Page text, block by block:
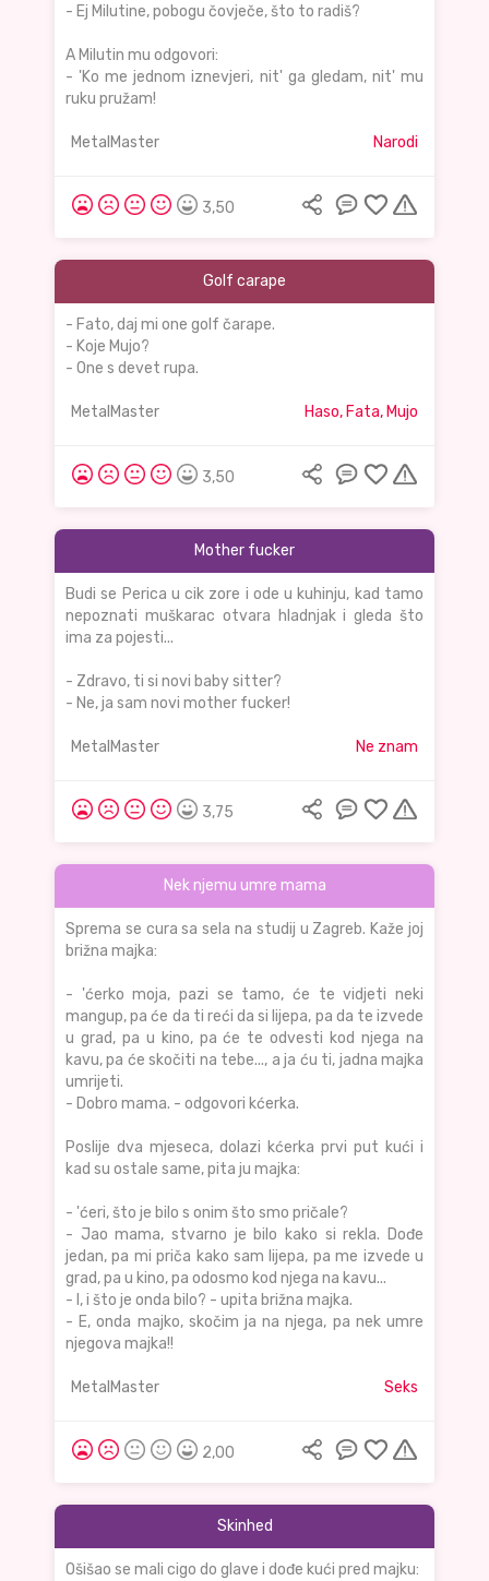
- Ej Milutine, pobogu čovječe, što to radiš?
A Milutin mu odgovori:
- 'Ko me jednom iznevjeri, nit' ga gledam, nit' mu
ruku pružam!
MetalMaster Narodi
3,50
Golf carape
- Fato, daj mi one golf čarape.
- Koje Mujo?
- One s devet rupa.
MetalMaster Haso, Fata, Mujo
3,50
Mother fucker
Budi se Perica u cik zore i ode u kuhinju, kad tamo
nepoznati muškarac otvara hladnjak i gleda što
ima za pojesti...
- Zdravo, ti si novi baby sitter?
- Ne, ja sam novi mother fucker!
MetalMaster Ne znam
3,75
Nek njemu umre mama
Sprema se cura sa sela na studij u Zagreb. Kaže joj
brižna majka:
- 'ćerko moja, pazi se tamo, će te vidjeti neki
mangup, pa će da ti reći da si lijepa, pa da te izvede
u grad, pa u kino, pa će te odvesti kod njega na
kavu, pa će skočiti na tebe..., a ja ću ti, jadna majka
umrijeti.
- Dobro mama. - odgovori kćerka.
Poslije dva mjeseca, dolazi kćerka prvi put kući i
kad su ostale same, pita ju majka:
- 'ćeri, što je bilo s onim što smo pričale?
- Jao mama, stvarno je bilo kako si rekla. Dođe
jedan, pa mi priča kako sam lijepa, pa me izvede u
grad, pa u kino, pa odosmo kod njega na kavu...
- I, i što je onda bilo? - upita brižna majka.
- E, onda majko, skočim ja na njega, pa nek umre
njegova majka!!
MetalMaster Seks
2,00
Skinhed
Ošišao se mali cigo do glave i dođe kući pred majku: